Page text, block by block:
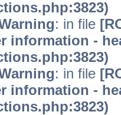
: in file
information -
: in file
information -